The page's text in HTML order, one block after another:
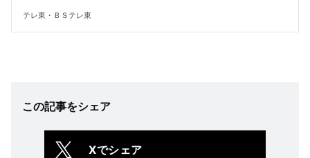
になった不思議麻衣(松村沙友理)は、カフェの同
る想いが溢れてしまい…。果たして、2 人はお互
いの心の扉を開けることができるのか…！？
テレ東・ＢＳテレ東
この記事をシェア
Xでシェア